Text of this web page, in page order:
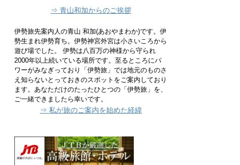
⇒ 青山和加からのご挨拶
伊勢旅先案内人の青山 和加(あおやまわか)です。伊
勢生まれ伊勢育ち。伊勢神宮外宮は小さいころから
遊び場でした。 伊勢は八百万の神様から守られ
2000年以上続いている場所です。至るところにパ
ワーがみなぎっており「伊勢旅」では地元のものさ
え知らないとっておきのスポットをご案内しており
ます。あなただけのたったひとつの「伊勢旅」を、
ご一緒できましたら幸いです。
⇒ 私が旅のご案内を始めた経緯